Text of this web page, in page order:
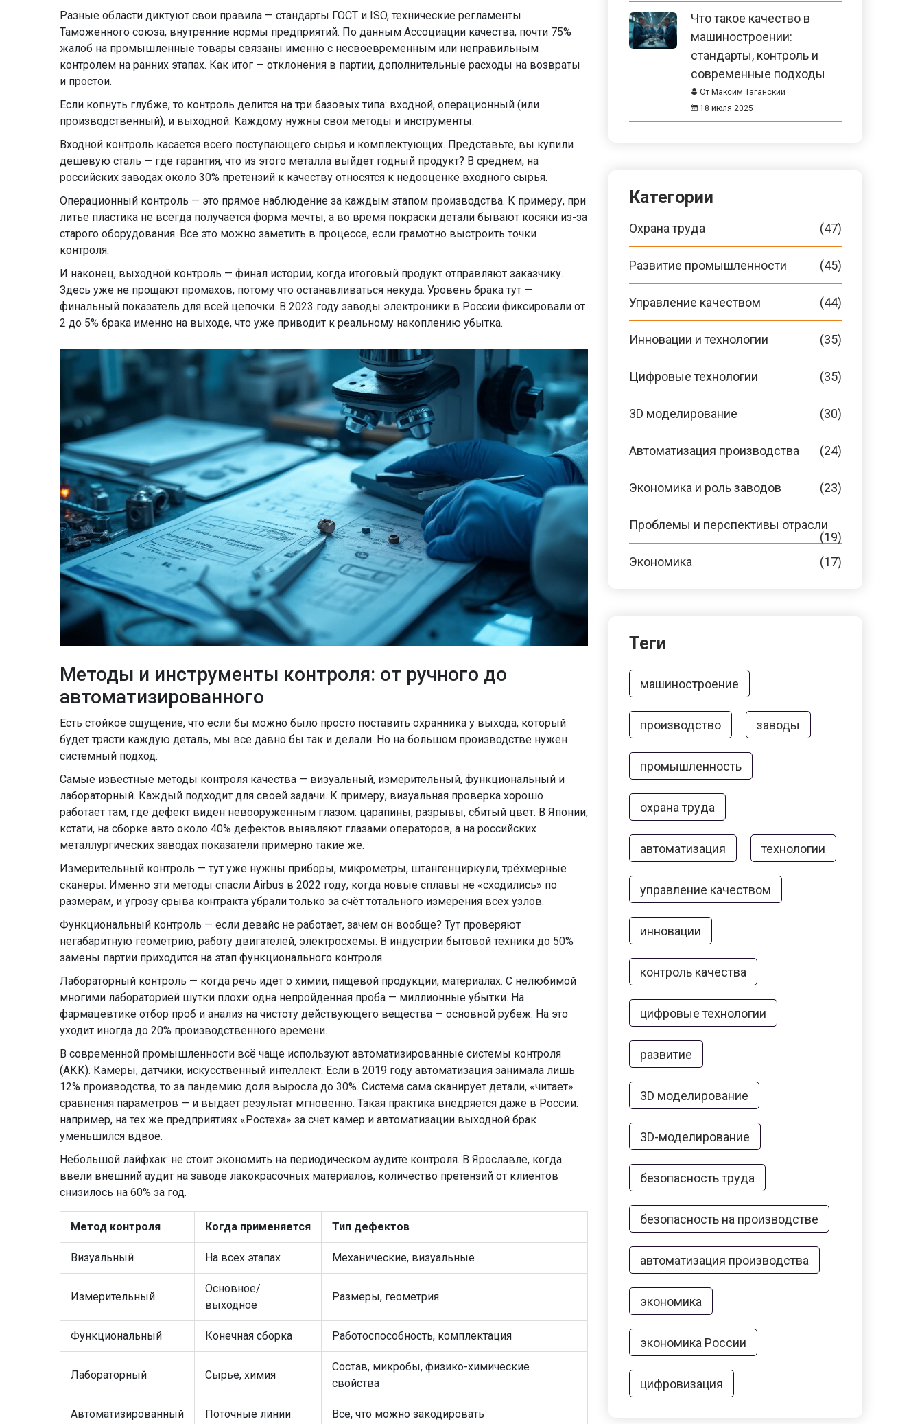
Разные области диктуют свои правила — стандарты ГОСТ и ISO, технические регламенты
Таможенного союза, внутренние нормы предприятий. По данным Ассоциации качества, почти 75%
жалоб на промышленные товары связаны именно с несвоевременным или неправильным
контролем на ранних этапах. Как итог — отклонения в партии, дополнительные расходы на возвраты
и простои.
Если копнуть глубже, то контроль делится на три базовых типа: входной, операционный (или
производственный), и выходной. Каждому нужны свои методы и инструменты.
Входной контроль касается всего поступающего сырья и комплектующих. Представьте, вы купили
дешевую сталь — где гарантия, что из этого металла выйдет годный продукт? В среднем, на
российских заводах около 30% претензий к качеству относятся к недооценке входного сырья.
Операционный контроль — это прямое наблюдение за каждым этапом производства. К примеру, при
литье пластика не всегда получается форма мечты, а во время покраски детали бывают косяки из-за
старого оборудования. Все это можно заметить в процессе, если грамотно выстроить точки
контроля.
И наконец, выходной контроль — финал истории, когда итоговый продукт отправляют заказчику.
Здесь уже не прощают промахов, потому что останавливаться некуда. Уровень брака тут —
финальный показатель для всей цепочки. В 2023 году заводы электроники в России фиксировали от
2 до 5% брака именно на выходе, что уже приводит к реальному накоплению убытка.
Методы и инструменты контроля: от ручного до
автоматизированного
Есть стойкое ощущение, что если бы можно было просто поставить охранника у выхода, который
будет трясти каждую деталь, мы все давно бы так и делали. Но на большом производстве нужен
системный подход.
Самые известные методы контроля качества — визуальный, измерительный, функциональный и
лабораторный. Каждый подходит для своей задачи. К примеру, визуальная проверка хорошо
работает там, где дефект виден невооруженным глазом: царапины, разрывы, сбитый цвет. В Японии,
кстати, на сборке авто около 40% дефектов выявляют глазами операторов, а на российских
металлургических заводах показатели примерно такие же.
Измерительный контроль — тут уже нужны приборы, микрометры, штангенциркули, трёхмерные
сканеры. Именно эти методы спасли Airbus в 2022 году, когда новые сплавы не «сходились» по
размерам, и угрозу срыва контракта убрали только за счёт тотального измерения всех узлов.
Функциональный контроль — если девайс не работает, зачем он вообще? Тут проверяют
негабаритную геометрию, работу двигателей, электросхемы. В индустрии бытовой техники до 50%
замены партии приходится на этап функционального контроля.
Лабораторный контроль — когда речь идет о химии, пищевой продукции, материалах. С нелюбимой
многими лабораторией шутки плохи: одна непройденная проба — миллионные убытки. На
фармацевтике отбор проб и анализ на чистоту действующего вещества — основной рубеж. На это
уходит иногда до 20% производственного времени.
В современной промышленности всё чаще используют автоматизированные системы контроля
(АКК). Камеры, датчики, искусственный интеллект. Если в 2019 году автоматизация занимала лишь
12% производства, то за пандемию доля выросла до 30%. Система сама сканирует детали, «читает»
сравнения параметров — и выдает результат мгновенно. Такая практика внедряется даже в России:
например, на тех же предприятиях «Ростеха» за счет камер и автоматизации выходной брак
уменьшился вдвое.
Небольшой лайфхак: не стоит экономить на периодическом аудите контроля. В Ярославле, когда
ввели внешний аудит на заводе лакокрасочных материалов, количество претензий от клиентов
снизилось на 60% за год.
Метод контроля Когда применяется Тип дефектов
Визуальный На всех этапах Механические, визуальные
Измерительный
Основное/
выходное
Размеры, геометрия
Функциональный Конечная сборка Работоспособность, комплектация
Лабораторный Сырье, химия
Состав, микробы, физико-химические
свойства
Автоматизированный Поточные линии Все, что можно закодировать
Что такое качество в
машиностроении:
стандарты, контроль и
современные подходы
От Максим Таганский
18 июля 2025
Категории
Охрана труда (47)
Развитие промышленности (45)
Управление качеством (44)
Инновации и технологии (35)
Цифровые технологии (35)
3D моделирование (30)
Автоматизация производства (24)
Экономика и роль заводов (23)
Проблемы и перспективы отрасли
(19)
Экономика
(17)
Теги
машиностроение
производство заводы
промышленность
охрана труда
автоматизация технологии
управление качеством
инновации
контроль качества
цифровые технологии
развитие
3D моделирование
3D-моделирование
безопасность труда
безопасность на производстве
автоматизация производства
экономика
экономика России
цифровизация